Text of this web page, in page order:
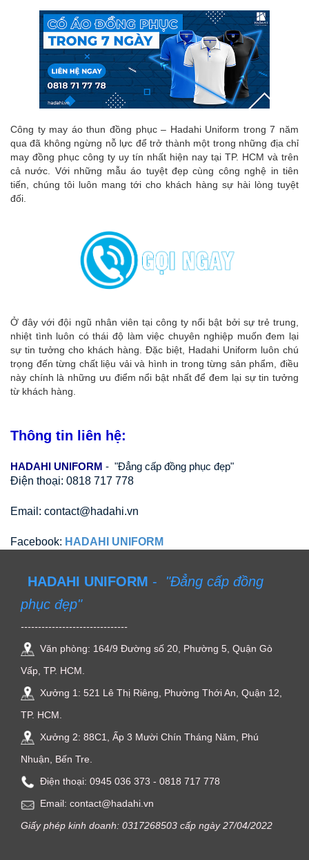
Công ty may áo thun đồng phục – Hadahi Uniform trong 7 năm
qua đã không ngừng nỗ lực để trở thành một trong những địa chỉ
may đồng phục công ty uy tín nhất hiện nay tại TP. HCM và trên
cả nước. Với những mẫu áo tuyệt đẹp cùng công nghệ in tiên
tiến, chúng tôi luôn mang tới cho khách hàng sự hài lòng tuyệt
đối.
Ở đây với đội ngũ nhân viên tại công ty nổi bật bởi sự trẻ trung,
nhiệt tình luôn có thái độ làm việc chuyên nghiệp muốn đem lại
sự tin tưởng cho khách hàng. Đặc biệt, Hadahi Uniform luôn chú
trọng đến từng chất liệu vải và hình in trong từng sản phẩm, điều
này chính là những ưu điểm nổi bật nhất để đem lại sự tin tưởng
từ khách hàng.
Thông tin liên hệ:
HADAHI UNIFORM -  "Đẳng cấp đồng phục đẹp"
Điện thoại: 0818 717 778
Email: contact@hadahi.vn
Facebook: HADAHI UNIFORM
HADAHI UNIFORM - "Đẳng cấp đồng
phục đẹp"
-------------------------------
Văn phòng: 164/9 Đường số 20, Phường 5, Quận Gò
Vấp, TP. HCM.
Xưởng 1: 521 Lê Thị Riêng, Phường Thới An, Quận 12,
TP. HCM.
Xưởng 2: 88C1, Ấp 3 Mười Chín Tháng Năm, Phú
Nhuận, Bến Tre.
Điện thoại: ‭0945 036 373‬ - 0818 717 778
Email: contact@hadahi.vn
Giấy phép kinh doanh: 0317268503 cấp ngày 27/04/2022